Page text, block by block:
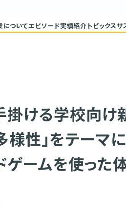
についてエピソード実績紹介 トピックスサ
掛ける学校向
性」をテーマ
ームを使った